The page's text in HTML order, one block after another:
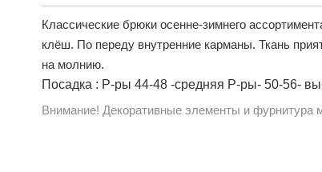
Классические брюки осенне-зимнего
клёш. По переду внутренние карманы. Ткань
на молнию.
Посадка : Р-ры 44-48 -средняя Р-ры- 50-56-
Внимание! Декоративные элементы и фурнитура